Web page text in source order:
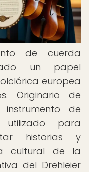
de cuerda
un papel
europea
Originario de
instrumento de
para
historias y
cultural de la
del Drehleier